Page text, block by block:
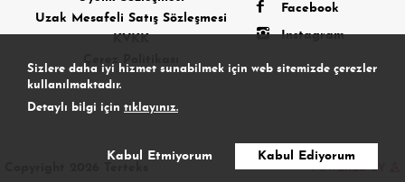
Uzak Mesafeli Satış Sözleşmesi
Çerez Politikası
Facebook
Instagram
POWERED BY
Sizlere daha iyi hizmet sunabilmek için web sitemizde çerezler
kullanılmaktadır.
Detaylı bilgi için tıklayınız.
Kabul Etmiyorum Kabul Ediyorum